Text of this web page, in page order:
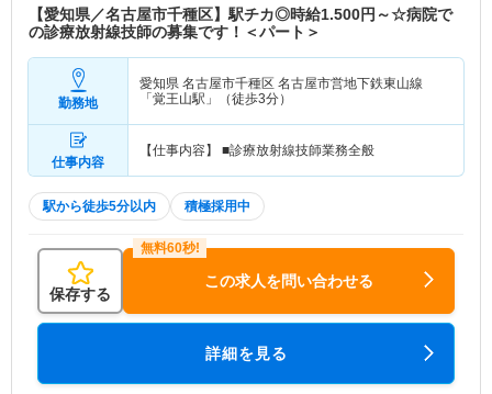
【愛知県／名古屋市千種区】駅チカ◎時給1.500円～☆病院で
の診療放射線技師の募集です！＜パート＞
勤務地
愛知県 名古屋市千種区 名古屋市営地下鉄東山線
「覚王山駅」（徒歩3分）
仕事内容
【仕事内容】 ■診療放射線技師業務全般
駅から徒歩5分以内 積極採用中
保存する
この求人を問い合わせる
詳細を見る